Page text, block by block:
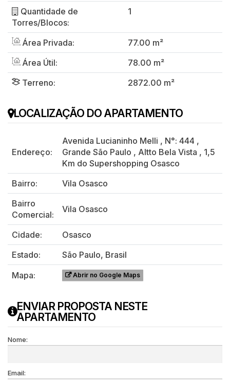
Quantidade de
Torres/Blocos:
1
Área Privada:
77.00 m²
Área Útil:
78.00 m²
Terreno:
2872.00 m²
LOCALIZAÇÃO DO APARTAMENTO
Endereço:
Avenida Lucianinho Melli , N°: 444 ,
Grande São Paulo , Altto Bela Vista , 1,5
Km do Supershopping Osasco
Bairro:
Vila Osasco
Bairro
Comercial:
Vila Osasco
Cidade:
Osasco
Estado:
São Paulo, Brasil
Mapa:
Abrir no Google Maps
ENVIAR PROPOSTA NESTE
APARTAMENTO
Nome:
Email: